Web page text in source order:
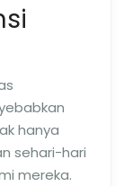
hanya
sehari-hari
mereka.